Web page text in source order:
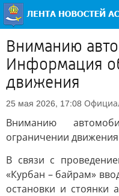
Вниманию
Информация
движения
25 мая 2026, 17:08
Вниманию
ограничении движения
В связи с
«Курбан – байрам»
остановки и стоянки